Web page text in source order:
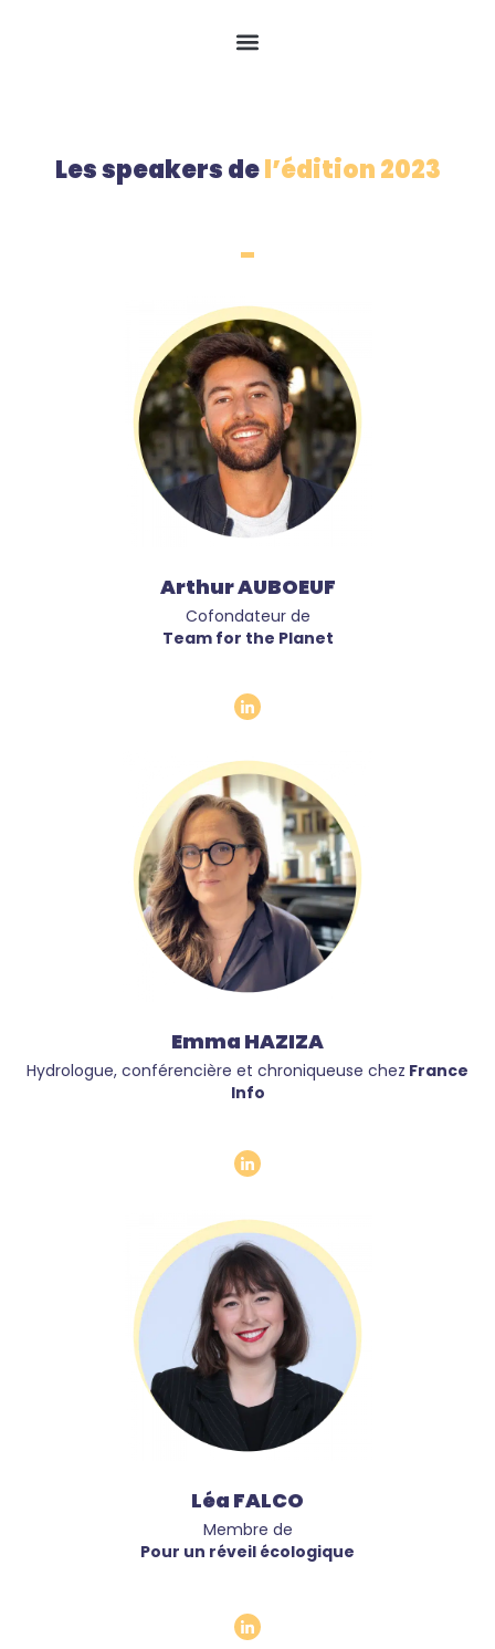
Les speakersdel’édition 2023
Arthur AUBOEUF
Cofondateur de
Team for the Planet
Emma HAZIZA
Hydrologue, conférencière et chroniqueuse chez France
Info
Léa FALCO
Membre de
Pour un réveil écologique